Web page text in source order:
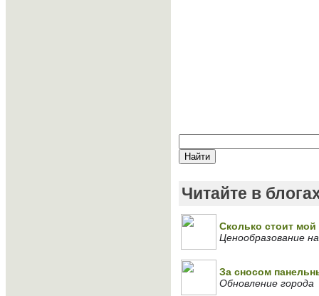
Читайте в
Сколько стоит мой
Ценообразование
За сносом
Обновление города